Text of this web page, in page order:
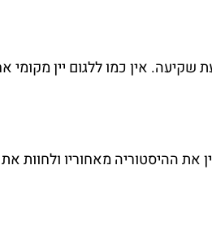
שקיעה. אין כמו ללגום יין מקומי
ההיסטוריה מאחוריו ולחוות